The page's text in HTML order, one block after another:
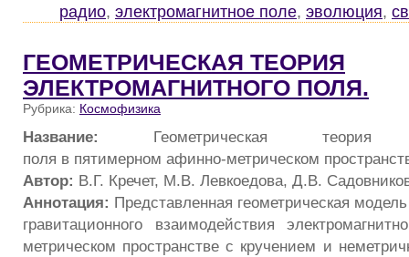
радио, электромагнитное поле, эволюция,
ГЕОМЕТРИЧЕСКАЯ ТЕОРИЯ
ЭЛЕКТРОМАГНИТНОГО ПОЛЯ.
Рубрика: Космофизика
Название: Геометрическая теория
поля в пятимерном афинно-метрическом
Автор: В.Г. Кречет, М.В. Левкоедова, Д.В.
Аннотация: Представленная геометрическая модель
гравитационного взаимодействия
метрическом пространстве с кручением и